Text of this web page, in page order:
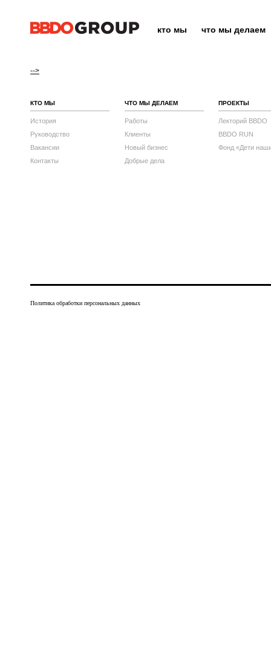
кто мы что мы делаем
-->
КТО МЫ
История
Руководство
Вакансии
Контакты
ЧТО МЫ ДЕЛАЕМ
Работы
Клиенты
Новый бизнес
Добрые дела
ПРОЕКТЫ
Лекторий BBDO
BBDO RUN
Фонд «Дети
Политика обработки персональных данных